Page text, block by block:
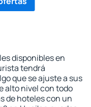
disponibles en
tendrá
que se ajuste a sus
alto nivel con todo
de hoteles con un